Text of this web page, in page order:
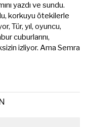
yazdı ve sundu.
korkuyu ötekilerle
Tür, yıl, oyuncu,
cuburlarını,
izliyor. Ama Semra